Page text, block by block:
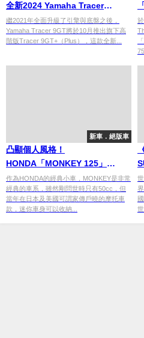
全新2024 Yamaha Tracer
9GT+頂級電控現身
繼2021年全面升級了引擎與底盤之後，
Yamaha Tracer 9GT將於10月推出旗下高
階版Tracer 9GT+（Plus），這款全新...
新車．絕版車
凸顯個人風格！
HONDA「MONKEY 125」
Spencer特別版
作為HONDA的經典小車，MONKEY是非常
經典的車系，雖然剛問世時只有50cc，但
當年在日本及美國可謂家傳戶曉的摩托車
款，迷你車身可以收納...
世